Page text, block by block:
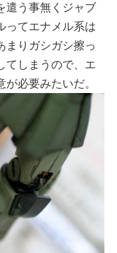
遣う事無くジャブ
ってエナメル系は
まりガシガシ擦っ
てしまうので、エ
必要みたいだ。